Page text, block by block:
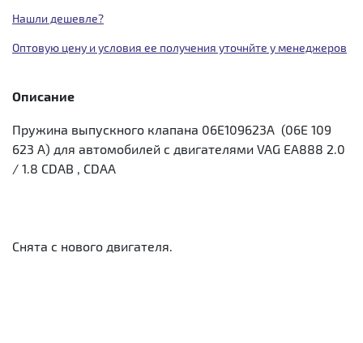
Нашли дешевле?
Оптовую цену и условия ее получения уточнйте у менеджеров
Описание
Пружина выпускного клапана 06E109623A (06E 109
623 A) для автомобилей с двигателями VAG EA888 2.0
/ 1.8 CDAB , CDAA
Снята с нового двигателя.